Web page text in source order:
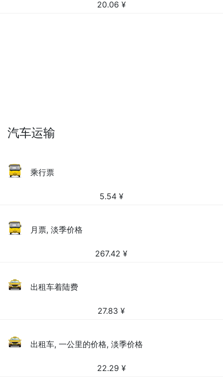
20.06 ¥
汽车运输
乘行票
5.54 ¥
月票, 淡季价格
267.42 ¥
出租车着陆费
27.83 ¥
出租车, 一公里的价格, 淡季价格
22.29 ¥